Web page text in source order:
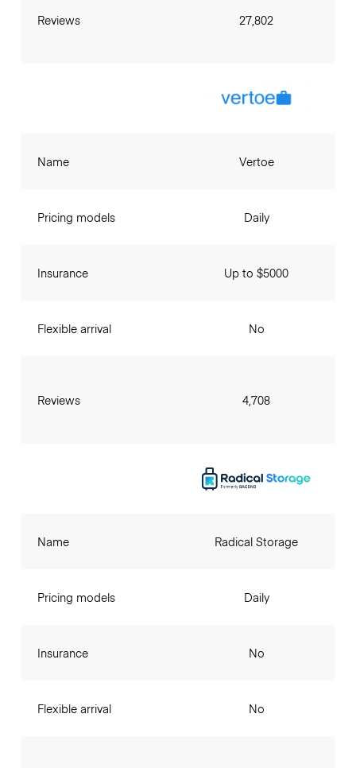
Reviews 27,802
Name
Pricing models
Insurance
Flexible arrival
Reviews
Vertoe
Daily
Up to $5000
No
4,708
Name
Pricing models
Insurance
Flexible arrival
Radical Storage
Daily
No
No